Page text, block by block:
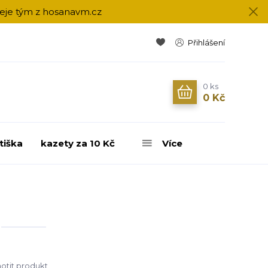
tým z hosanavm.cz
Přihlášení
0 ks
0 Kč
kazety za 10 Kč Více
produkt